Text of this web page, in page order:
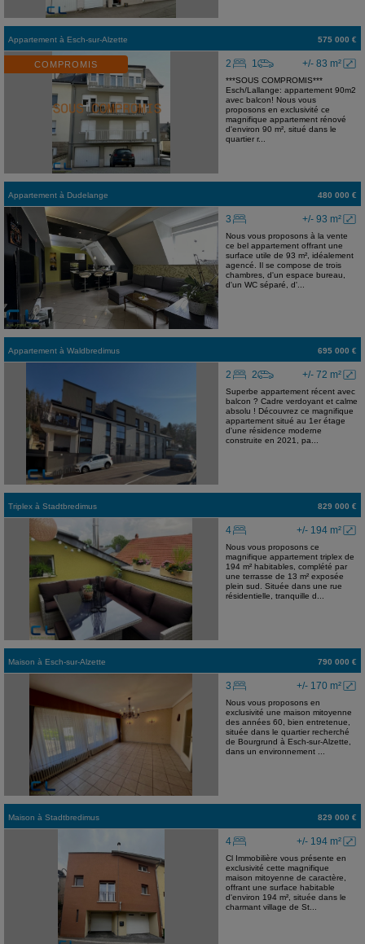
Appartement à Esch-sur-Alzette 575 000 €
COMPROMIS +/- 83 m²
2 1
***SOUS COMPROMIS***
Esch/Lallange: appartement 90m2
avec balcon! Nous vous
proposons en exclusivité ce
magnifique appartement rénové
d'environ 90 m², situé dans le
quartier r...
Appartement à Dudelange 480 000 €
+/- 93 m²
3
Nous vous proposons à la vente
ce bel appartement offrant une
surface utile de 93 m², idéalement
agencé. Il se compose de trois
chambres, d'un espace bureau,
d'un WC séparé, d'...
Appartement à Waldbredimus 695 000 €
+/- 72 m²
2 2
Superbe appartement récent avec
balcon ? Cadre verdoyant et calme
absolu ! Découvrez ce magnifique
appartement situé au 1er étage
d'une résidence moderne
construite en 2021, pa...
Triplex à Stadtbredimus 829 000 €
+/- 194 m²
4
Nous vous proposons ce
magnifique appartement triplex de
194 m² habitables, complété par
une terrasse de 13 m² exposée
plein sud. Située dans une rue
résidentielle, tranquille d...
Maison à Esch-sur-Alzette 790 000 €
+/- 170 m²
3
Nous vous proposons en
exclusivité une maison mitoyenne
des années 60, bien entretenue,
située dans le quartier recherché
de Bourgrund à Esch-sur-Alzette,
dans un environnement ...
Maison à Stadtbredimus 829 000 €
+/- 194 m²
4
Cl Immobilière vous présente en
exclusivité cette magnifique
maison mitoyenne de caractère,
offrant une surface habitable
d'environ 194 m², située dans le
charmant village de St...